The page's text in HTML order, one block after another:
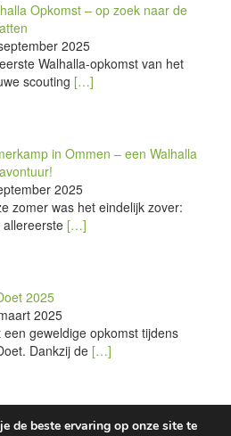
Opkomst – op zoek naar de
2025
Walhalla-opkomst van het
scouting […]
in Ommen – een Walhalla
2025
zomer was het eindelijk zover:
allereerste […]
2025
2025
een geweldige opkomst tijdens
Dankzij de […]
de beste ervaring op onze site te